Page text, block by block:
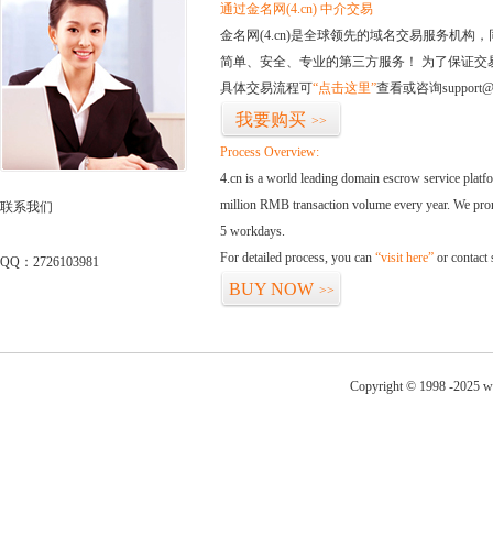
联系我们
QQ：2726103981
通过金名网(4.cn) 中介交易
金名网(4.cn)是全球领先的域名交易服务机构
简单、安全、专业的第三方服务！ 为了保证
具体交易流程可“点击这里”查看或咨询
我要购买 >>
Process Overview:
4.cn is a world leading domain escrow service
million RMB transaction volume every year. We
5 workdays.
For detailed process, you can “visit here” or contact
BUY NOW >>
Copyright © 1998 -2025